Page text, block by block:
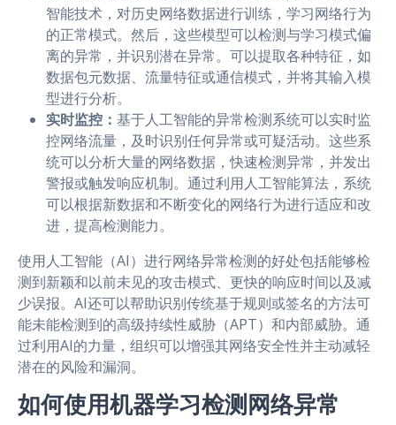
智能技术，对历史网络数据进行训练，学习网络行为
的正常模式。然后，这些模型可以检测与学习模式偏
离的异常，并识别潜在异常。可以提取各种特征，如
数据包元数据、流量特征或通信模式，并将其输入模
型进行分析。
实时监控： 基于人工智能的异常检测系统可以实时监
控网络流量，及时识别任何异常或可疑活动。这些系
统可以分析大量的网络数据，快速检测异常，并发出
警报或触发响应机制。通过利用人工智能算法，系统
可以根据新数据和不断变化的网络行为进行适应和改
进，提高检测能力。
使用人工智能（AI）进行网络异常检测的好处包括能够检
测到新颖和以前未见的攻击模式、更快的响应时间以及减
少误报。AI还可以帮助识别传统基于规则或签名的方法可
能未能检测到的高级持续性威胁（APT）和内部威胁。通
过利用AI的力量，组织可以增强其网络安全性并主动减轻
潜在的风险和漏洞。
如何使用机器学习检测网络异常